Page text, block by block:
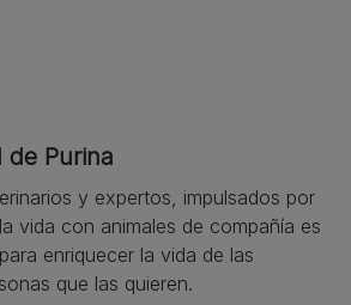
de Purina
y expertos, impulsados por
vida con animales de compañía es
enriquecer la vida de las
que las quieren.